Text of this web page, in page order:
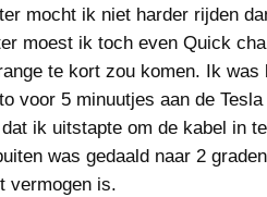
mocht ik niet harder rijden
moest ik toch even Quick
te kort zou komen. Ik was
voor 5 minuutjes aan de
ik uitstapte om de kabel in
was gedaald naar 2
vermogen is.